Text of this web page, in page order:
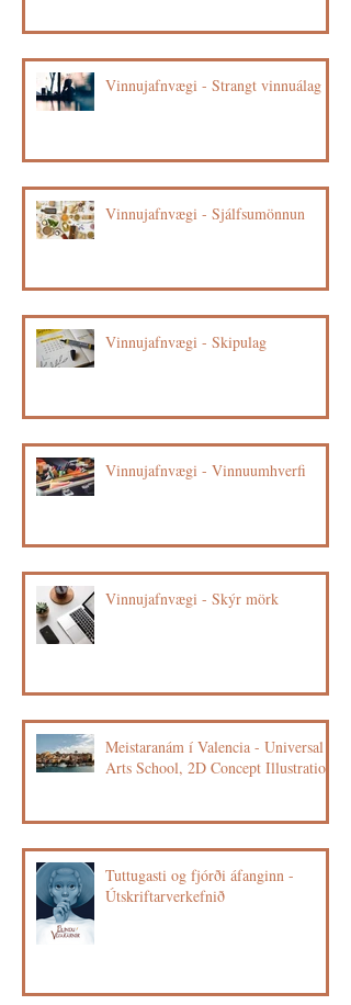
Vinnujafnvægi - Strangt vinnuálag
Vinnujafnvægi - Sjálfsumönnun
Vinnujafnvægi - Skipulag
Vinnujafnvægi - Vinnuumhverfi
Vinnujafnvægi - Skýr mörk
Meistaranám í Valencia - Universal
Arts School, 2D Concept Illustration
Tuttugasti og fjórði áfanginn -
Útskriftarverkefnið